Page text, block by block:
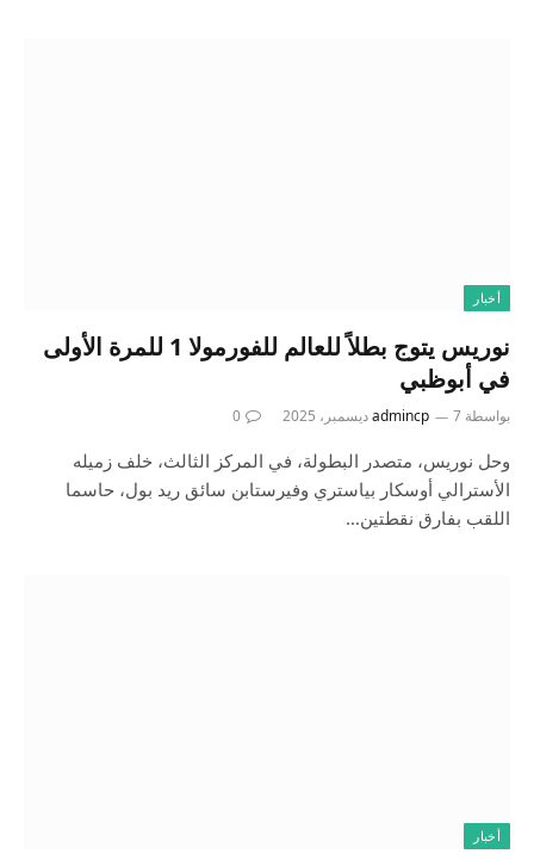
أخبار
نوريس يتوج بطلاً للعالم للفورمولا 1 للمرة الأولى
في أبوظبي
بواسطة admincp 7 ديسمبر، 2025 0
وحل نوريس، متصدر البطولة، في المركز الثالث، خلف زميله
الأسترالي أوسكار بياستري وفيرستابن سائق ريد بول، حاسما
اللقب بفارق نقطتين…
أخبار